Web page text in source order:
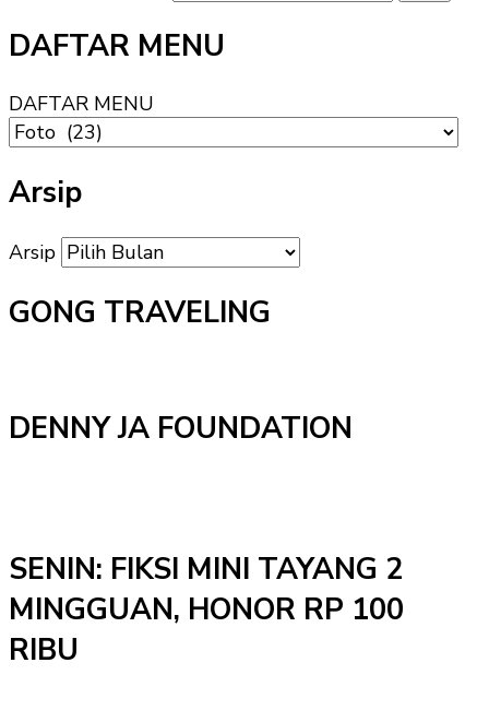
DAFTAR MENU
DAFTAR MENU
Arsip
Arsip
GONG TRAVELING
DENNY JA FOUNDATION
SENIN: FIKSI MINI TAYANG 2
MINGGUAN, HONOR RP 100
RIBU